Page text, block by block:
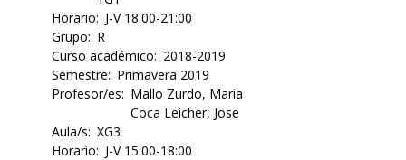
Horario
J-V 18:00-21:00
Grupo
R
Curso académico
2018-2019
Semestre
Primavera 2019
Profesor/es
Mallo Zurdo, Maria
Coca Leicher, Jose
Aula/s XG3
Horario
J-V 15:00-18:00